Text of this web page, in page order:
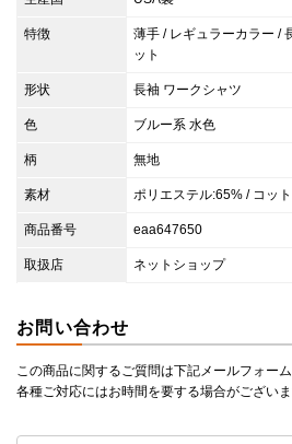
特徴
薄手 / レギュラーカラー /
ット
形状 長袖 ワークシャツ
色 ブルー系 水色
柄 無地
素材 ポリエステル:65% / コッ
商品番号 eaa647650
取扱店 ネットショップ
お問い合わせ
この商品に関するご質問は下記メールフォー
各種ご対応にはお時間を要する場合がござい